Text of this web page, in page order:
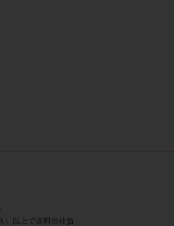
）以上で送料当社負